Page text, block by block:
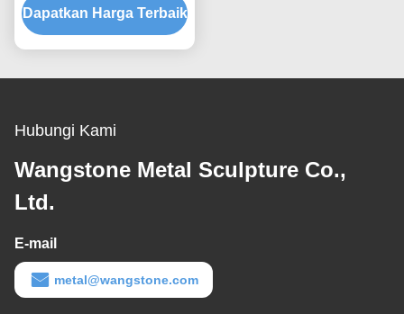
patung air mancur
Dapatkan Harga Terbaik
Hubungi Kami
Wangstone Metal Sculpture Co.,
Ltd.
E-mail
metal@wangstone.com